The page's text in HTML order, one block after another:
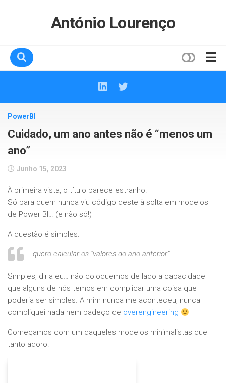
António Lourenço
Contactos
PowerBI
Cuidado, um ano antes não é “menos um
ano”
Junho 15, 2023
À primeira vista, o título parece estranho.
Só para quem nunca viu código deste à solta em modelos
de Power BI… (e não só!)
A questão é simples:
quero calcular os “valores do ano anterior”
Simples, diria eu… não coloquemos de lado a capacidade
que alguns de nós temos em complicar uma coisa que
poderia ser simples. A mim nunca me aconteceu, nunca
compliquei nada nem padeço de overengineering
Começamos com um daqueles modelos minimalistas que
tanto adoro.